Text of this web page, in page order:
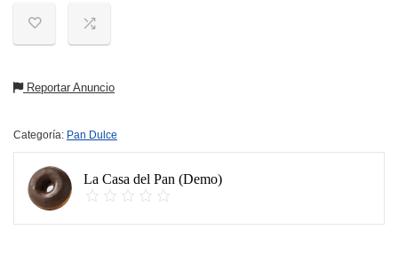
Reportar Anuncio
Categoría: Pan Dulce
La Casa del Pan (Demo)